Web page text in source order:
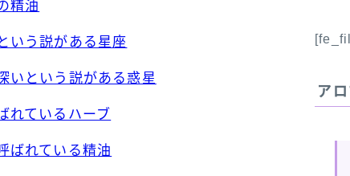
精油
いう説がある星座
いという説がある惑星
れているハーブ
ばれている精油
ア